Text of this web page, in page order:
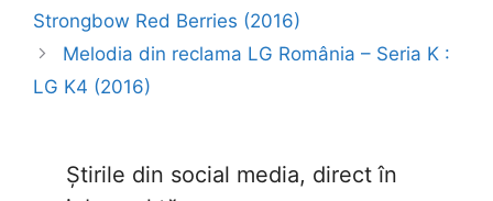
Strongbow Red Berries (2016)
Melodia din reclama LG România – Seria K :
LG K4 (2016)
Știrile din social media, direct în